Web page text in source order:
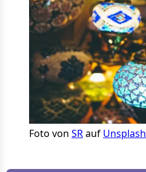
Foto von SR auf Unsplash